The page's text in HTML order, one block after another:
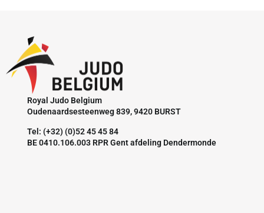
Royal Judo Belgium
Oudenaardsesteenweg 839, 9420 BURST
Tel: (+32) (0)52 45 45 84
BE 0410.106.003 RPR Gent afdeling Dendermonde